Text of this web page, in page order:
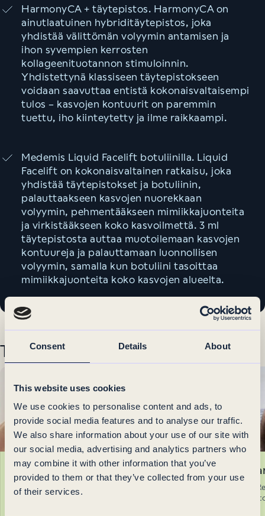
Consent Details About
This website uses cookies
We use cookies to personalise content and ads, to
provide social media features and to analyse our traffic.
We also share information about your use of our site with
our social media, advertising and analytics partners who
may combine it with other information that you’ve
provided to them or that they’ve collected from your use
of their services.
HarmonyCA + täytepistos. HarmonyCA on
ainutlaatuinen hybriditäytepistos, joka
yhdistää välittömän volyymin antamisen ja
ihon syvempien kerrosten
kollageenituotannon stimuloinnin.
Yhdistettynä klassiseen täytepistokseen
voidaan saavuttaa entistä kokonaisvaltaisempi
tulos – kasvojen kontuurit on paremmin
tuettu, iho kiinteytetty ja ilme raikkaampi.
Medemis Liquid Facelift botuliinilla. Liquid
Facelift on kokonaisvaltainen ratkaisu, joka
yhdistää täytepistokset ja botuliinin,
palauttaakseen kasvojen nuorekkaan
volyymin, pehmentääkseen mimiikkajuonteita
ja virkistääkseen koko kasvoilmettä. 3 ml
täytepistosta auttaa muotoilemaan kasvojen
kontuureja ja palauttamaan luonnollisen
volyymin, samalla kun botuliini tasoittaa
mimiikkajuonteita koko kasvojen alueelta.
Tarjoukset
Yhdistelmätarjoukset ihon
laadun parantamiseen
Hair
Miesten Hair
jäsennelty